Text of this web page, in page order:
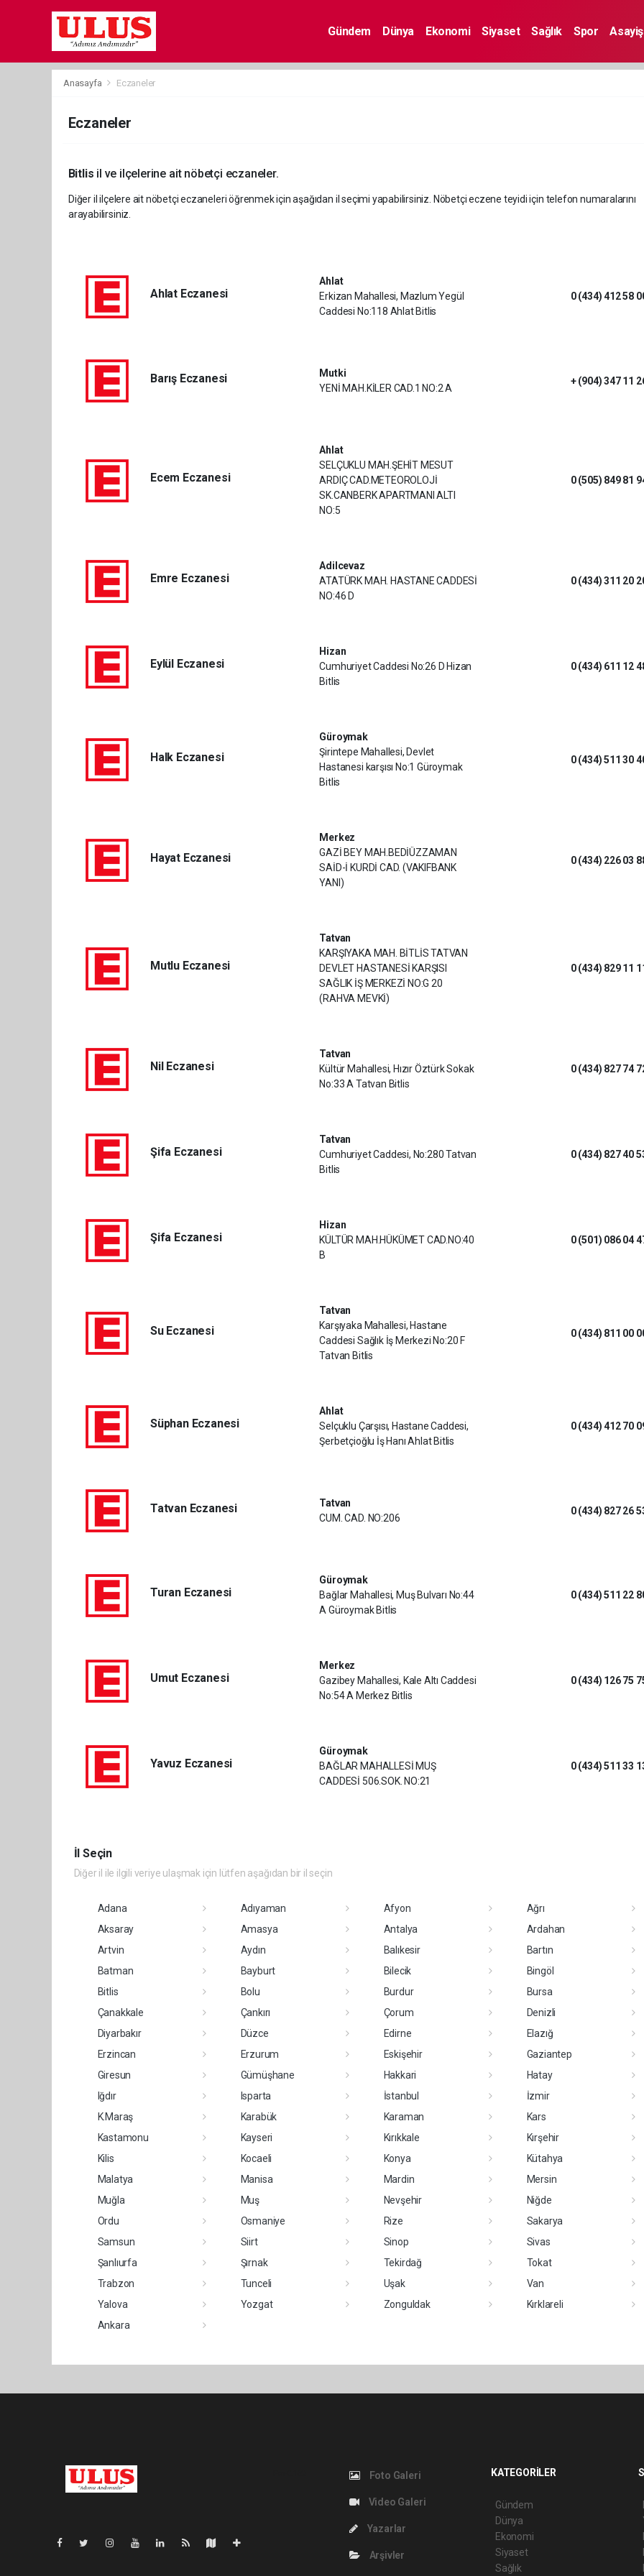
Gündem Dünya Ekonomi Siyaset Sağlık Spor Asayiş
Anasayfa Eczaneler
Eczaneler
Bitlis il ve ilçelerine ait nöbetçi eczaneler.
Diğer il ilçelere ait nöbetçi eczaneleri öğrenmek için aşağıdan il seçimi yapabilirsiniz. Nöbetçi eczene teyidi için telefon numaralarını
arayabilirsiniz.
Ahlat Eczanesi
Ahlat
Erkizan Mahallesi, Mazlum Yegül
Caddesi No:118 Ahlat Bitlis
0 (434) 412 58
Barış Eczanesi
Mutki
YENİ MAH.KİLER CAD.1 NO:2 A
+ (904) 347 11
Ecem Eczanesi
Ahlat
SELÇUKLU MAH.ŞEHİT MESUT
ARDIÇ CAD.METEOROLOJİ
SK.CANBERK APARTMANI ALTI
NO:5
0 (505) 849 81
Emre Eczanesi
Adilcevaz
ATATÜRK MAH. HASTANE CADDESİ
NO:46 D
0 (434) 311 20
Eylül Eczanesi
Hizan
Cumhuriyet Caddesi No:26 D Hizan
Bitlis
0 (434) 611 12
Halk Eczanesi
Güroymak
Şirintepe Mahallesi, Devlet
Hastanesi karşısı No:1 Güroymak
Bitlis
0 (434) 511 30
Hayat Eczanesi
Merkez
GAZİ BEY MAH.BEDİÜZZAMAN
SAİD-İ KURDİ CAD. (VAKIFBANK
YANI)
0 (434) 226 03
Mutlu Eczanesi
Tatvan
KARŞIYAKA MAH. BİTLİS TATVAN
DEVLET HASTANESİ KARŞISI
SAĞLIK İŞ MERKEZİ NO:G 20
(RAHVA MEVKİ)
0 (434) 829 11
Nil Eczanesi
Tatvan
Kültür Mahallesi, Hızır Öztürk Sokak
No:33 A Tatvan Bitlis
0 (434) 827 74
Şifa Eczanesi
Tatvan
Cumhuriyet Caddesi, No:280 Tatvan
Bitlis
0 (434) 827 40
Şifa Eczanesi
Hizan
KÜLTÜR MAH.HÜKÜMET CAD.NO:40
B
0 (501) 086 04
Su Eczanesi
Tatvan
Karşıyaka Mahallesi, Hastane
Caddesi Sağlık İş Merkezi No:20 F
Tatvan Bitlis
0 (434) 811 00
Süphan Eczanesi
Ahlat
Selçuklu Çarşısı, Hastane Caddesi,
Şerbetçioğlu İş Hanı Ahlat Bitlis
0 (434) 412 70
Tatvan Eczanesi
Tatvan
CUM. CAD. NO:206
0 (434) 827 26
Turan Eczanesi
Güroymak
Bağlar Mahallesi, Muş Bulvarı No:44
A Güroymak Bitlis
0 (434) 511 22
Umut Eczanesi
Merkez
Gazibey Mahallesi, Kale Altı Caddesi
No:54 A Merkez Bitlis
0 (434) 126 75
Yavuz Eczanesi
Güroymak
BAĞLAR MAHALLESİ MUŞ
CADDESİ 506.SOK. NO:21
0 (434) 511 33
İl Seçin
Diğer il ile ilgili veriye ulaşmak için lütfen aşağıdan bir il seçin
Adana Adıyaman Afyon
Ağrı
Aksaray
Amasya Antalya
Ardahan
Artvin
Aydın Balıkesir
Bartın
Batman
Bayburt Bilecik
Bingöl
Bitlis
Bolu Burdur
Bursa
Çanakkale
Çankırı Çorum
Denizli
Diyarbakır
Düzce Edirne
Elazığ
Erzincan
Erzurum Eskişehir
Gaziantep
Giresun
Gümüşhane Hakkari
Hatay
Iğdır
Isparta İstanbul
İzmir
K.Maraş
Karabük Karaman
Kars
Kastamonu
Kayseri Kırıkkale
Kırşehir
Kilis
Kocaeli Konya
Kütahya
Malatya
Manisa Mardin
Mersin
Muğla
Muş Nevşehir
Niğde
Ordu
Osmaniye Rize
Sakarya
Samsun
Siirt Sinop
Sivas
Şanlıurfa
Şırnak Tekirdağ
Tokat
Trabzon
Tunceli Uşak
Van
Yalova
Yozgat Zonguldak
Kırklareli
Ankara
Foto Galeri
Video Galeri
Yazarlar
Arşivler
KATEGORİLER
Gündem
Dünya
Ekonomi
Siyaset
Sağlık